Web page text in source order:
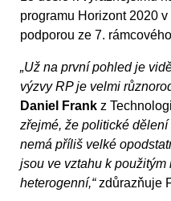
programu Horizont 2020
podporou ze 7.
„Už na první pohled je
výzvy RP je velmi
Daniel Frank z
zřejmé, že politické
nemá příliš velké
jsou ve vztahu k
heterogenní,“zdůrazňuje